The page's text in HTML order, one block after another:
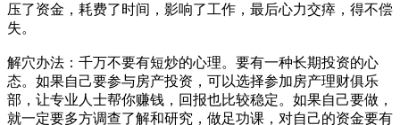
压了资金，耗费了时间，影响了工作，最后心力交瘁，得不偿
失。
解穴办法：千万不要有短炒的心理。要有一种长期投资的心
态。如果自己要参与房产投资，可以选择参加房产理财俱乐
部，让专业人士帮你赚钱，回报也比较稳定。如果自己要做，
就一定要多方调查了解和研究，做足功课，对自己的资金要有